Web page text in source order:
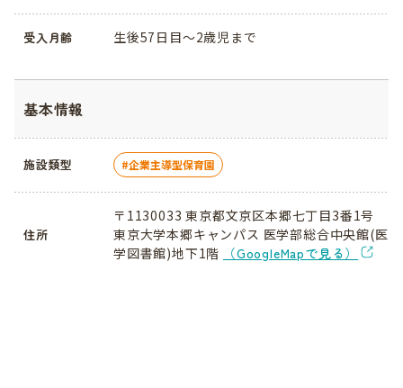
受入月齢 生後57日目～2歳児まで
基本情報
施設類型 企業主導型保育園
住所
〒1130033 東京都文京区本郷七丁目3番1号
東京大学本郷キャンパス 医学部総合中央館(医
学図書館)地下1階
（GoogleMapで見る）